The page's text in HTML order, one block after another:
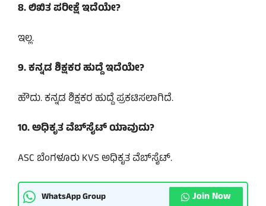
8. ಲಿಖಿತ ಪರೀಕ್ಷೆ ಇದೆಯೇ?
ಇಲ್ಲ.
9. ಕನ್ನಡ ಶಿಕ್ಷಕರ ಹುದ್ದೆ ಇದೆಯೇ?
ಹೌದು. ಕನ್ನಡ ಶಿಕ್ಷಕರ ಹುದ್ದೆ ಪ್ರಕಟಿಸಲಾಗಿದೆ.
10. ಅಧಿಕೃತ ವೆಬ್‌ಸೈಟ್ ಯಾವುದು?
ASC ಬೆಂಗಳೂರು KVS ಅಧಿಕೃತ ವೆಬ್‌ಸೈಟ್.
WhatsApp Group Join Now